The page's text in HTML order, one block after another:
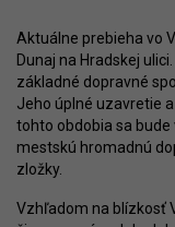
Aktuálne prebieha vo
Dunaj na Hradskej
základné dopravné
Jeho úplné uzavretie
tohto obdobia sa
mestskú hromadnú
zložky.
Vzhľadom na blízkosť